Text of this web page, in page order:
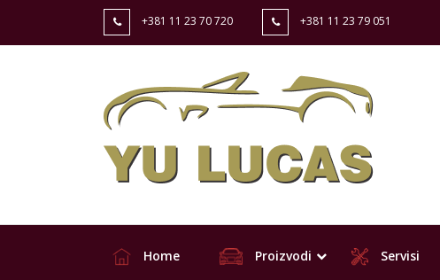
+381 11 23 70 720 +381 11 23 79 051
Home Proizvodi Servisi